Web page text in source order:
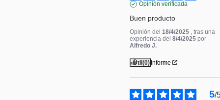
Opinión verificada
Buen producto
Opinión del 18/4/2025
, tras una
experiencia del8/4/2025 por
Alfredo J.
Útil(0) Informe
5/